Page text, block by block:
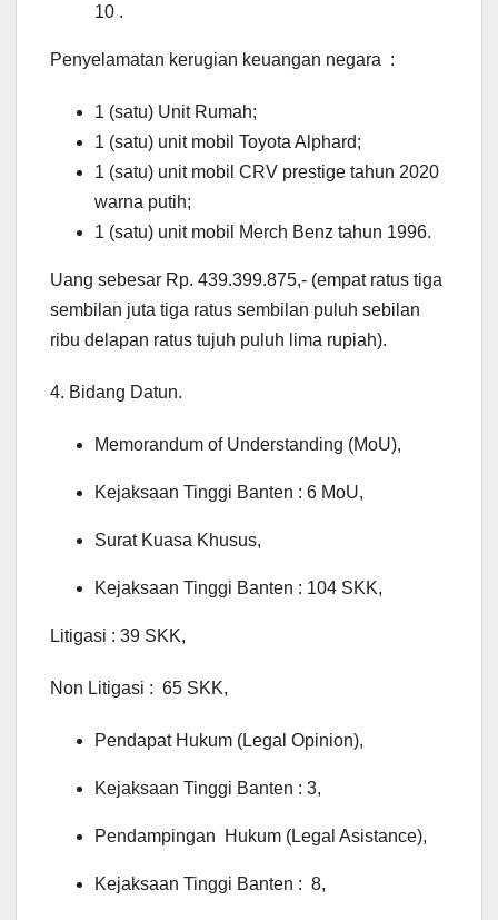
10 .
Penyelamatan kerugian keuangan negara :
1 (satu) Unit Rumah;
1 (satu) unit mobil Toyota Alphard;
1 (satu) unit mobil CRV prestige tahun 2020
warna putih;
1 (satu) unit mobil Merch Benz tahun 1996.
Uang sebesar Rp. 439.399.875,- (empat ratus tiga
sembilan juta tiga ratus sembilan puluh sebilan
ribu delapan ratus tujuh puluh lima rupiah).
4. Bidang Datun.
Memorandum of Understanding (MoU),
Kejaksaan Tinggi Banten : 6 MoU,
Surat Kuasa Khusus,
Kejaksaan Tinggi Banten : 104 SKK,
Litigasi : 39 SKK,
Non Litigasi : 65 SKK,
Pendapat Hukum (Legal Opinion),
Kejaksaan Tinggi Banten : 3,
Pendampingan Hukum (Legal Asistance),
Kejaksaan Tinggi Banten : 8,